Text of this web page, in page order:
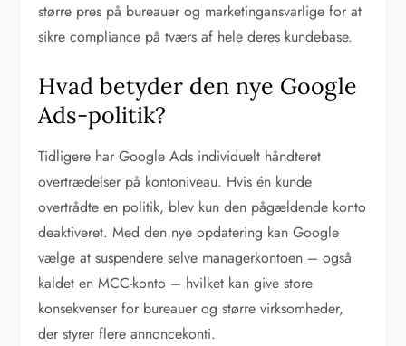
større pres på bureauer og marketingansvarlige for at
sikre compliance på tværs af hele deres kundebase.
Hvad betyder den nye Google
Ads-politik?
Tidligere har Google Ads individuelt håndteret
overtrædelser på kontoniveau. Hvis én kunde
overtrådte en politik, blev kun den pågældende konto
deaktiveret. Med den nye opdatering kan Google
vælge at suspendere selve managerkontoen – også
kaldet en MCC-konto – hvilket kan give store
konsekvenser for bureauer og større virksomheder,
der styrer flere annoncekonti.